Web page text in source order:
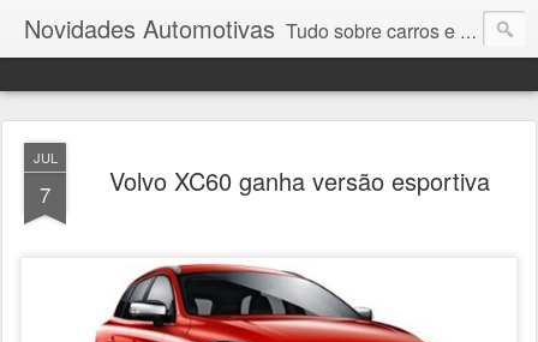
Novidades Automotivas Tudo sobre carros e motores
JUL
7 Volvo XC60 ganha versão esportiva